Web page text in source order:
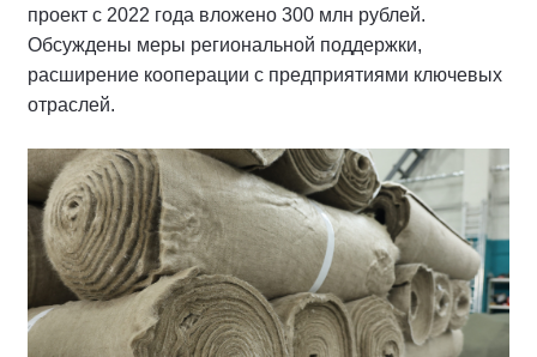
проект с 2022 года вложено 300 млн рублей.
Обсуждены меры региональной поддержки,
расширение кооперации с предприятиями ключевых
отраслей.